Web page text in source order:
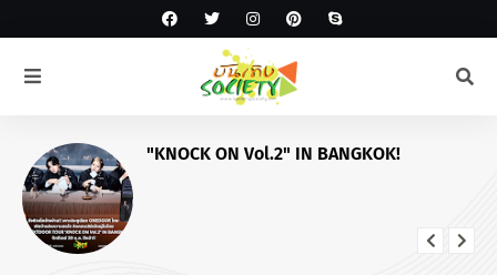
เตรียมฟินครบทุกเจน! "Tpartner" ชวน "พี่